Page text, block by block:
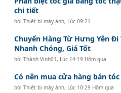
chi tiết
bởiThiết bị máy ảnh, Lúc 09:21
Chuyển Hàng Từ Hưng Yên Đi
Nhanh Chóng, Giá Tốt
bởiThành Vinh01 , Lúc 14:19 Hôm qua
Có nên mua cửa hàng bán
bởiThiết bị máy ảnh, Lúc 10:29 Hôm qua